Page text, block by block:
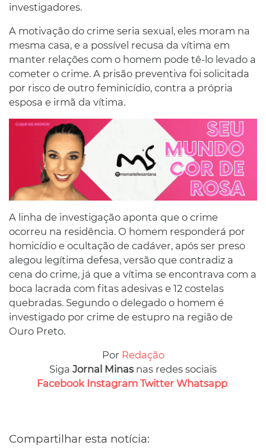
investigadores.
A motivação do crime seria sexual, eles moram na
mesma casa, e a possível recusa da vítima em
manter relações com o homem pode tê-lo levado a
cometer o crime. A prisão preventiva foi solicitada
por risco de outro feminicídio, contra a própria
esposa e irmã da vítima.
A linha de investigação aponta que o crime
ocorreu na residência. O homem responderá por
homicídio e ocultação de cadáver, após ser preso
alegou legítima defesa, versão que contradiz a
cena do crime, já que a vítima se encontrava com a
boca lacrada com fitas adesivas e 12 costelas
quebradas. Segundo o delegado o homem é
investigado por crime de estupro na região de
Ouro Preto.
Por Redação
Siga Jornal Minasnas redes sociais
Facebook Instagram Twitter Whatsapp
Compartilhar esta notícia: